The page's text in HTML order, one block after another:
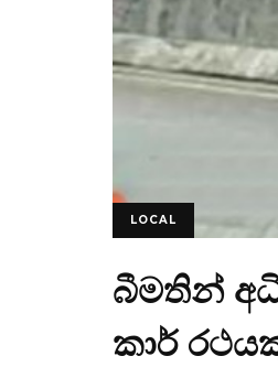
LOCAL
බීමතින්
කාර්